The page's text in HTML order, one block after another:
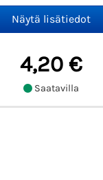
4,20 €
Saatavilla